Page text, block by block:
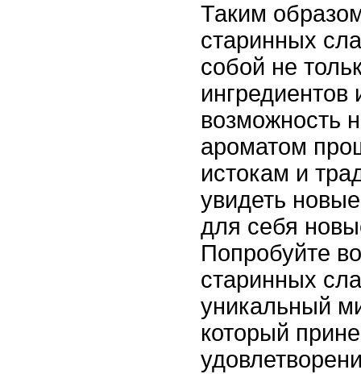
Таким
старинных
собой не
ингредиентов
возможность
ароматом
истокам и
увидеть
для себя
Попробуйте
старинных
уникальный
который